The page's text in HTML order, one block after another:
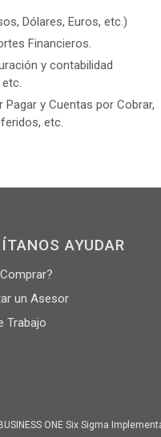
Dólares, Euros, etc.)
Financieros.
y contabilidad
y Cuentas por Cobrar,
etc.
AYUDAR
un Asesor
Trabajo
ONE Six Sigma